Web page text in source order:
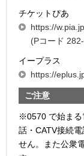
チケットぴあ
https://
(Pコード
イープラス
https://
ご注意
※0570 で始まる
話・CATV接続
せん。また公衆